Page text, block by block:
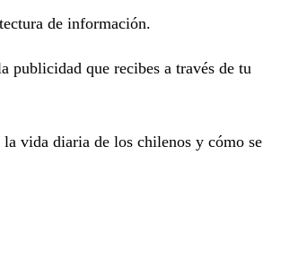
de información.
publicidad que recibes a través de tu
vida diaria de los chilenos y cómo se